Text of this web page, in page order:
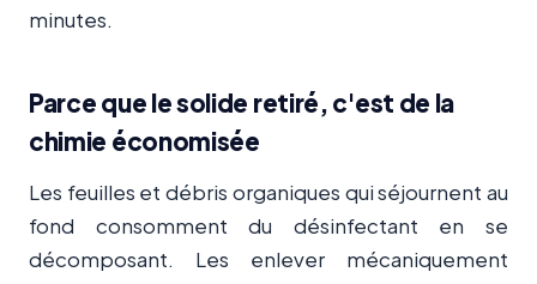
minutes.
Parce que le solide retiré, c'est de la
chimie économisée
Les feuilles et débris organiques qui séjournent au
fond consomment du désinfectant en se
décomposant. Les enlever mécaniquement